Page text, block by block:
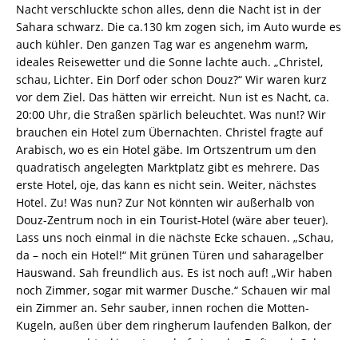
Nacht verschluckte schon alles, denn die Nacht ist in der
Sahara schwarz. Die ca.130 km zogen sich, im Auto wurde es
auch kühler. Den ganzen Tag war es angenehm warm,
ideales Reisewetter und die Sonne lachte auch. „Christel,
schau, Lichter. Ein Dorf oder schon Douz?“ Wir waren kurz
vor dem Ziel. Das hätten wir erreicht. Nun ist es Nacht, ca.
20:00 Uhr, die Straßen spärlich beleuchtet. Was nun!? Wir
brauchen ein Hotel zum Übernachten. Christel fragte auf
Arabisch, wo es ein Hotel gäbe. Im Ortszentrum um den
quadratisch angelegten Marktplatz gibt es mehrere. Das
erste Hotel, oje, das kann es nicht sein. Weiter, nächstes
Hotel. Zu! Was nun? Zur Not könnten wir außerhalb von
Douz-Zentrum noch in ein Tourist-Hotel (wäre aber teuer).
Lass uns noch einmal in die nächste Ecke schauen. „Schau,
da – noch ein Hotel!“ Mit grünen Türen und saharagelber
Hauswand. Sah freundlich aus. Es ist noch auf! „Wir haben
noch Zimmer, sogar mit warmer Dusche.“ Schauen wir mal
ein Zimmer an. Sehr sauber, innen rochen die Motten-
Kugeln, außen über dem ringherum laufenden Balkon, der